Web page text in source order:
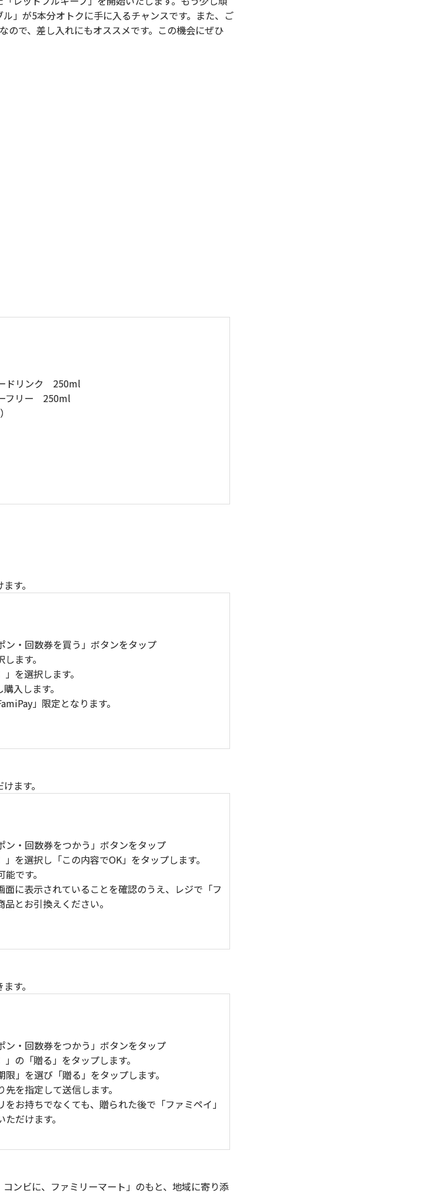
」が5本分オトクに手に入るチャンスです。また、ご
ので、差し入れにもオススメです。この機会にぜひ
ドリンク 250ml
フリー 250ml
す。
・回数券を買う」ボタンをタップ
ます。
を選択します。
入します。
」限定となります。
ます。
・回数券をつかう」ボタンをタップ
を選択し「この内容でOK」をタップします。
です。
に表示されていることを確認のうえ、レジで「フ
とお引換えください。
す。
・回数券をつかう」ボタンをタップ
の「贈る」をタップします。
」を選び「贈る」をタップします。
を指定して送信します。
お持ちでなくても、贈られた後で「ファミペイ」
だけます。
ンビに、ファミリーマート」のもと、地域に寄り添